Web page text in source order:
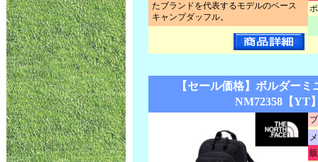
たブランドを代表するモデルのベース
キャンプダッフル。
【セール価格】ボルダーミ
NM72358【YT